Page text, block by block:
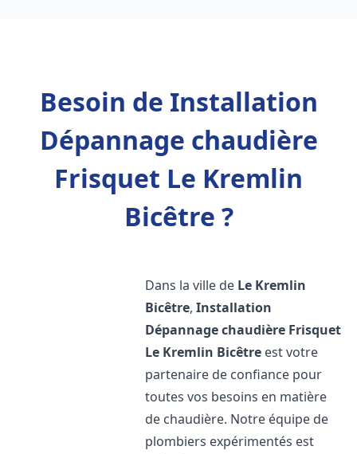
Besoin de Installation
Dépannage chaudière
Frisquet Le Kremlin
Bicêtre ?
Dans la ville de Le Kremlin
Bicêtre,Installation
Dépannage chaudière Frisquet
Le Kremlin Bicêtre est votre
partenaire de confiance pour
toutes vos besoins en matière
de chaudière. Notre équipe de
plombiers expérimentés est